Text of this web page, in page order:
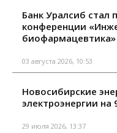
Банк Уралсиб стал
конференции
биофармацевтика»
03 августа 2026, 10:53
Новосибирские
электроэнергии на
29 июля 2026, 13:37